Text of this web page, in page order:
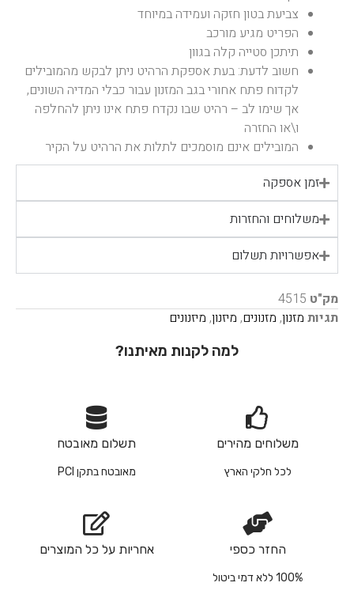
צביעת בטון חזקה ועמידה במיוחד
הפריט מגיע מורכב
תיתכן סטייה קלה בגוון
חשוב לדעת: בעת אספקת הרהיט ניתן לבקש מהמובילים
לקדוח פתח אחורי בגב המזנון עבור כבלי המדיה השונים,
אך שימו לב – רהיט שבו נקדח פתח אינו ניתן להחלפה
ו\או החזרה
המובילים אינם מוסמכים לתלות את הרהיט על הקיר
זמן אספקה
משלוחים והחזרות
אפשרויות תשלום
מק"ט 4515
תגיות מזנון, מזנונים, מיזנון, מיזנונים
למה לקנות מאיתנו?
משלוחים מהירים
לכל חלקי הארץ
תשלום מאובטח
מאובטח בתקן PCI
החזר כספי
100% ללא דמי ביטול
אחריות על כל המוצרים